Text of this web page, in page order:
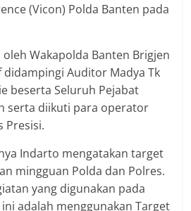
(Vicon) Polda Banten pada
Wakapolda Banten Brigjen
didampingi Auditor Madya Tk
beserta Seluruh Pejabat
serta diikuti para operator
Presisi.
Indarto mengatakan target
mingguan Polda dan Polres.
yang digunakan pada
adalah menggunakan Target